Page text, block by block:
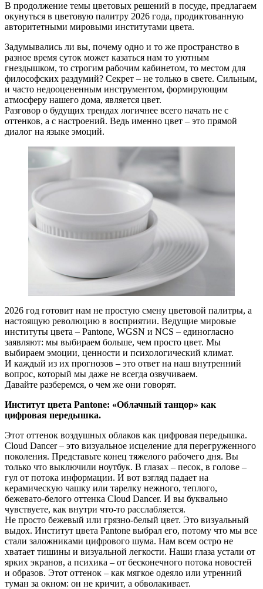
В продолжение темы цветовых решений в посуде, предлагаем
окунуться в цветовую палитру 2026 года, продиктованную
авторитетными мировыми институтами цвета.
Задумывались ли вы, почему одно и то же пространство в
разное время суток может казаться нам то уютным
гнездышком, то строгим рабочим кабинетом, то местом для
философских раздумий? Секрет – не только в свете. Сильным,
и часто недооцененным инструментом, формирующим
атмосферу нашего дома, является цвет.
Разговор о будущих трендах логичнее всего начать не с
оттенков, а с настроений. Ведь именно цвет – это прямой
диалог на языке эмоций.
2026 год готовит нам не простую смену цветовой палитры, а
настоящую революцию в восприятии. Ведущие мировые
институты цвета – Pantone, WGSN и NCS – единогласно
заявляют: мы выбираем больше, чем просто цвет. Мы
выбираем эмоции, ценности и психологический климат.
И каждый из их прогнозов – это ответ на наш внутренний
вопрос, который мы даже не всегда озвучиваем.
Давайте разберемся, о чем же они говорят.
Институт цвета Pantone: «Облачный танцор» как
цифровая передышка.
Этот оттенок воздушных облаков как цифровая передышка.
Cloud Dancer – это визуальное исцеление для перегруженного
поколения. Представьте конец тяжелого рабочего дня. Вы
только что выключили ноутбук. В глазах – песок, в голове –
гул от потока информации. И вот взгляд падает на
керамическую чашку или тарелку нежного, теплого,
бежевато-белого оттенка Cloud Dancer. И вы буквально
чувствуете, как внутри что-то расслабляется.
Не просто бежевый или грязно-белый цвет. Это визуальный
выдох. Институт цвета Pantone выбрал его, потому что мы все
стали заложниками цифрового шума. Нам всем остро не
хватает тишины и визуальной легкости. Наши глаза устали от
ярких экранов, а психика – от бесконечного потока новостей
и образов. Этот оттенок – как мягкое одеяло или утренний
туман за окном: он не кричит, а обволакивает.